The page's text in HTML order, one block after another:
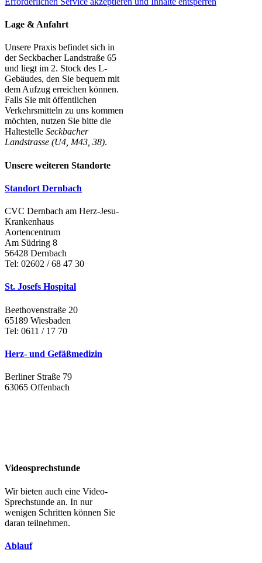
Lage & Anfahrt
Unsere Praxis befindet sich in
der Seckbacher Landstraße 65
und liegt im 2. Stock des L-
Gebäudes, den Sie bequem mit
dem Aufzug erreichen können.
Falls Sie mit öffentlichen
Verkehrsmitteln zu uns kommen
möchten, nutzen Sie bitte die
Haltestelle Seckbacher
Landstrasse (U4, M43, 38).
Unsere weiteren Standorte
Standort Dernbach
CVC Dernbach am Herz-Jesu-
Krankenhaus
Aortencentrum
Am Südring 8
56428 Dernbach
Tel: 02602 / 68 47 30
St. Josefs Hospital
Beethovenstraße 20
65189 Wiesbaden
Tel: 0611 / 17 70
Herz- und Gefäßmedizin
Berliner Straße 79
63065 Offenbach
Videosprechstunde
Wir bieten auch eine Video-
Sprechstunde an. In nur
wenigen Schritten können Sie
daran teilnehmen.
Ablauf